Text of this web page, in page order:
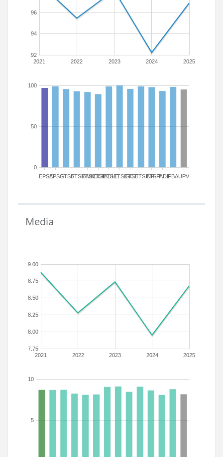
2021 2022 2023 2024 2025
92
94
96
EPSAEPSGETSAETSIAMN
ETSICCP
ETSIADI
ETSIEETSIGCT
ETSIIETSINFETSITFADEFBAUPV
0
50
100
Media
2021 2022 2023 2024 2025
7.75
8.00
8.25
8.50
8.75
9.00
5
10